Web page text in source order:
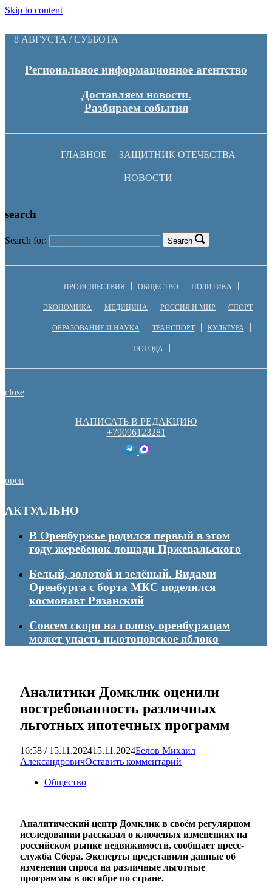
Skip to content
8 АВГУСТА / СУББОТА
Региональное информационное агентство
Доставляем новости.
Разбираем события
ГЛАВНОЕ ЗАЩИТНИК ОТЕЧЕСТВА
НОВОСТИ
search
Search for: Search
ПРОИСШЕСТВИЯ ОБЩЕСТВО ПОЛИТИКА
ЭКОНОМИКА МЕДИЦИНА РОССИЯ И МИР СПОРТ
ОБРАЗОВАНИЕ И НАУКА ТРАНСПОРТ КУЛЬТУРА
ПОГОДА
close
НАПИСАТЬ В РЕДАКЦИЮ
+79096123281
open
АКТУАЛЬНО
В Оренбуржье родился первый в этом
году жеребенок лошади Пржевальского
Белый, золотой и зелёный. Видами
Оренбурга с борта МКС поделился
космонавт Рязанский
Совсем скоро на голову оренбуржцам
может упасть ньютоновское яблоко
Аналитики Домклик оценили
востребованность различных
льготных ипотечных программ
16:58 / 15.11.202415.11.2024Белов Михаил
АлександровичОставить комментарий
Общество
Аналитический центр Домклик в своём регулярном
исследовании рассказал о ключевых изменениях на
российском рынке недвижимости, сообщает пресс-
служба Сбера. Эксперты представили данные об
изменении спроса на различные льготные
программы в октябре по стране.